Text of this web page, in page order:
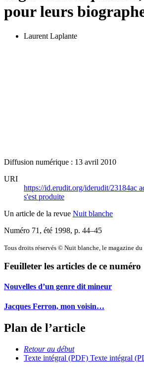
pour leurs
Laurent Laplante
Diffusion numérique : 13 avril 2010
URI
https://id.erudit.org/iderudit/23184ac
s'est produite
Un article de la revue Nuit blanche
Numéro 71, été 1998, p. 44–45
Tous droits réservés © Nuit blanche, le magazine
Feuilleter les articles de ce numéro
Nouvelles d’un genre dit mineur
Jacques Ferron, mon voisin…
Plan de l’article
Retour au début
Texte intégral (PDF) Texte intégral